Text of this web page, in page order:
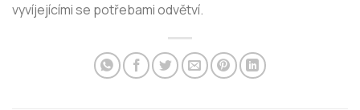
vyvíjejícími se potřebami odvětví.